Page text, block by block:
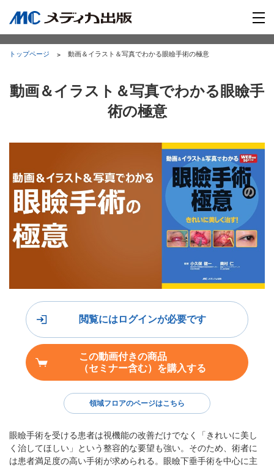
トップページ 動画＆イラスト＆写真でわかる眼瞼手術の極意
動画＆イラスト＆写真でわかる眼瞼手
術の極意
眼瞼手術を受ける患者は視機能の改善だけでなく「きれいに美し
く治してほしい」という整容的な要望も強い。そのため、術者に
は患者満足度の高い手術が求められる。眼瞼下垂手術を中心に主
閲覧にはログインが必要です
この動画付きの商品
（セミナー含む）を購入する
領域フロアのページはこちら